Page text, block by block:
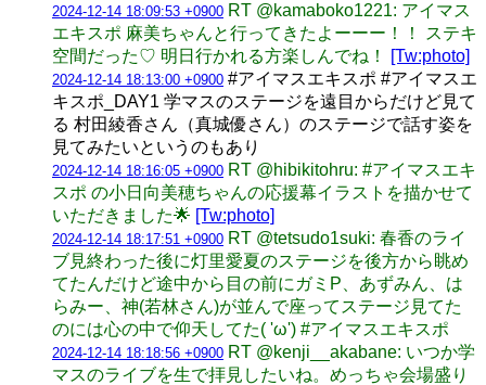
2024-12-14 18:09:53 +0900 RT @kamaboko1221: アイマス
エキスポ 麻美ちゃんと行ってきたよーーー！！ ステキ
空間だった♡ 明日行かれる方楽しんでね！
[Tw:photo]
2024-12-14 18:13:00 +0900 #アイマスエキスポ #アイマスエ
キスポ_DAY1 学マスのステージを遠目からだけど見て
る 村田綾香さん（真城優さん）のステージで話す姿を
見てみたいというのもあり
2024-12-14 18:16:05 +0900 RT @hibikitohru: #アイマスエキ
スポ の小日向美穂ちゃんの応援幕イラストを描かせて
いただきました🌟 [Tw:photo]
2024-12-14 18:17:51 +0900 RT @tetsudo1suki: 春香のライ
ブ見終わった後に灯里愛夏のステージを後方から眺め
てたんだけど途中から目の前にガミP、あずみん、は
らみー、神(若林さん)が並んで座ってステージ見てた
のには心の中で仰天してた( 'ω') #アイマスエキスポ
2024-12-14 18:18:56 +0900 RT @kenji__akabane: いつか学
マスのライブを生で拝見したいね。めっちゃ会場盛り